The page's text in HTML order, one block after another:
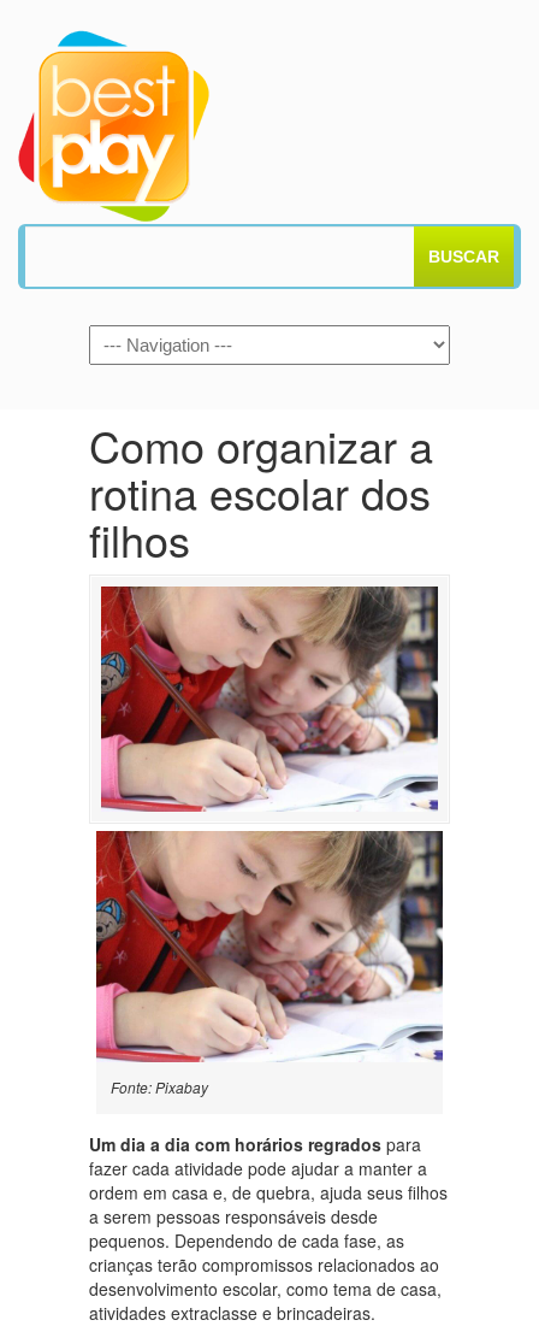
BUSCAR
Como organizar a
rotina escolar dos
filhos
Fonte: Pixabay
Um dia a dia com horários regrados para
fazer cada atividade pode ajudar a manter a
ordem em casa e, de quebra, ajuda seus filhos
a serem pessoas responsáveis desde
pequenos. Dependendo de cada fase, as
crianças terão compromissos relacionados ao
desenvolvimento escolar, como tema de casa,
atividades extraclasse e brincadeiras.